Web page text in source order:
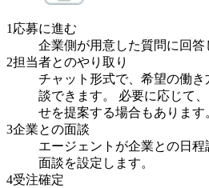
1応募に進む
企業側が用意した質問に回答
2担当者とのやり取り
チャット形式で、希望の働
談できます。 必要に応じて
せを提案する場合もあります
3企業との面談
エージェントが企業との日
面談を設定します。
4受注確定